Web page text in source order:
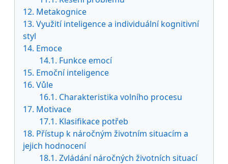
12. Metakognice
13. Využití inteligence a individuální kognitivní
styl
14. Emoce
14.1. Funkce emocí
15. Emoční inteligence
16. Vůle
16.1. Charakteristika volního procesu
17. Motivace
17.1. Klasifikace potřeb
18. Přístup k náročným životním situacím a
jejich hodnocení
18.1. Zvládání náročných životních situací